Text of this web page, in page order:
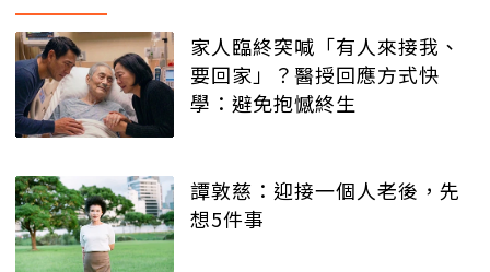
家人臨終突喊「有人來接我、
要回家」？醫授回應方式快
學：避免抱憾終生
譚敦慈：迎接一個人老後，先
想5件事